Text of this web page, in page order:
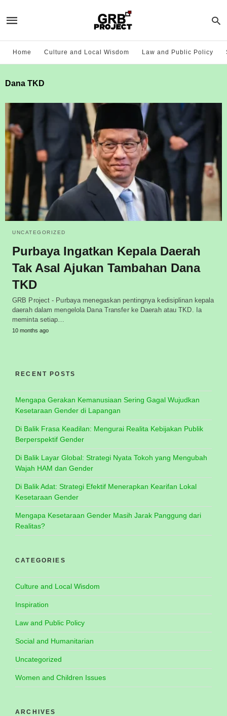
Home Culture and Local Wisdom Law and Public Policy
Dana TKD
UNCATEGORIZED
Purbaya Ingatkan Kepala Daerah
Tak Asal Ajukan Tambahan Dana
TKD
GRB Project - Purbaya menegaskan pentingnya kedisiplinan kepala
daerah dalam mengelola Dana Transfer ke Daerah atau TKD. Ia
meminta setiap…
10 months ago
RECENT POSTS
Mengapa Gerakan Kemanusiaan Sering Gagal Wujudkan
Kesetaraan Gender di Lapangan
Di Balik Frasa Keadilan: Mengurai Realita Kebijakan Publik
Berperspektif Gender
Di Balik Layar Global: Strategi Nyata Tokoh yang Mengubah
Wajah HAM dan Gender
Di Balik Adat: Strategi Efektif Menerapkan Kearifan Lokal
Kesetaraan Gender
Mengapa Kesetaraan Gender Masih Jarak Panggung dari
Realitas?
CATEGORIES
Culture and Local Wisdom
Inspiration
Law and Public Policy
Social and Humanitarian
Uncategorized
Women and Children Issues
ARCHIVES